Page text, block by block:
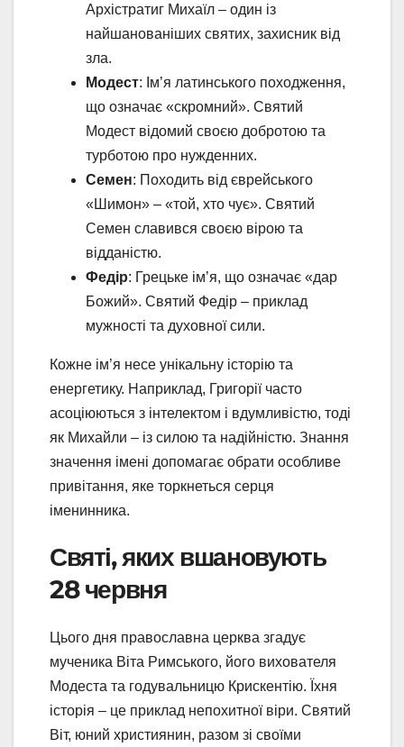
Архістратиг Михаїл – один із
найшанованіших святих, захисник від
зла.
Модест: Ім’я латинського походження,
що означає «скромний». Святий
Модест відомий своєю добротою та
турботою про нужденних.
Семен: Походить від єврейського
«Шимон» – «той, хто чує». Святий
Семен славився своєю вірою та
відданістю.
Федір: Грецьке ім’я, що означає «дар
Божий». Святий Федір – приклад
мужності та духовної сили.
Кожне ім’я несе унікальну історію та
енергетику. Наприклад, Григорії часто
асоціюються з інтелектом і вдумливістю, тоді
як Михайли – із силою та надійністю. Знання
значення імені допомагає обрати особливе
привітання, яке торкнеться серця
іменинника.
Святі, яких вшановують
28 червня
Цього дня православна церква згадує
мученика Віта Римського, його вихователя
Модеста та годувальницю Крискентію. Їхня
історія – це приклад непохитної віри. Святий
Віт, юний християнин, разом зі своїми